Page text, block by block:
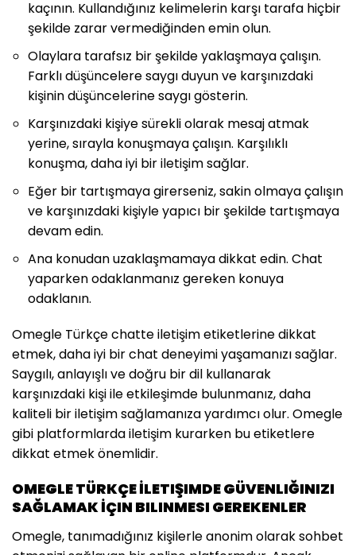
kaçının. Kullandığınız kelimelerin karşı tarafa hiçbir
şekilde zarar vermediğinden emin olun.
Olaylara tarafsız bir şekilde yaklaşmaya çalışın.
Farklı düşüncelere saygı duyun ve karşınızdaki
kişinin düşüncelerine saygı gösterin.
Karşınızdaki kişiye sürekli olarak mesaj atmak
yerine, sırayla konuşmaya çalışın. Karşılıklı
konuşma, daha iyi bir iletişim sağlar.
Eğer bir tartışmaya girerseniz, sakin olmaya çalışın
ve karşınızdaki kişiyle yapıcı bir şekilde tartışmaya
devam edin.
Ana konudan uzaklaşmamaya dikkat edin. Chat
yaparken odaklanmanız gereken konuya
odaklanın.
Omegle Türkçe chatte iletişim etiketlerine dikkat
etmek, daha iyi bir chat deneyimi yaşamanızı sağlar.
Saygılı, anlayışlı ve doğru bir dil kullanarak
karşınızdaki kişi ile etkileşimde bulunmanız, daha
kaliteli bir iletişim sağlamanıza yardımcı olur. Omegle
gibi platformlarda iletişim kurarken bu etiketlere
dikkat etmek önemlidir.
OMEGLE TÜRKÇE İLETIŞIMDE GÜVENLIĞINIZI
SAĞLAMAK İÇIN BILINMESI GEREKENLER
Omegle, tanımadığınız kişilerle anonim olarak sohbet